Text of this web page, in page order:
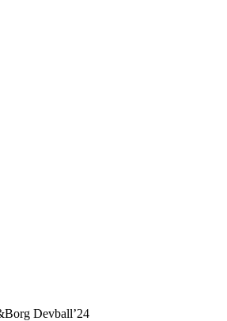
Devball’24